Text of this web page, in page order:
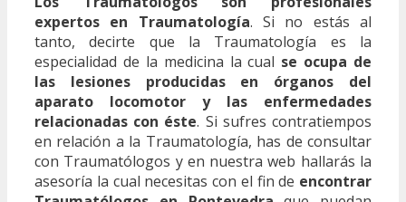
expertos en Traumatología. Si no estás al
tanto, decirte que la Traumatología es la
especialidad de la medicina la cual se ocupa de
las lesiones producidas en órganos del
aparato locomotor y las enfermedades
relacionadas con éste. Si sufres contratiempos
en relación a la Traumatología, has de consultar
con Traumatólogos y en nuestra web hallarás la
asesoría la cual necesitas con el fin de encontrar